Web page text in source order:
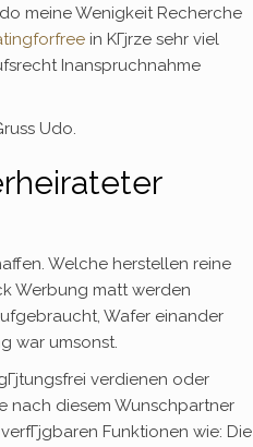
meine Wenigkeit Recherche
in KГјrze sehr viel
Inanspruchnahme
Udo.
Welche herstellen reine
Werbung matt werden
Wafer einander
war umsonst.
verdienen oder
nach diesem Wunschpartner
Funktionen wie: Die